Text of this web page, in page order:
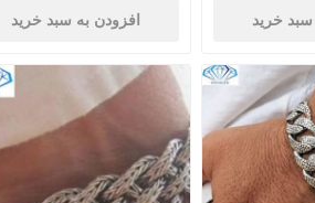
سبد خرید افزودن به سبد خرید